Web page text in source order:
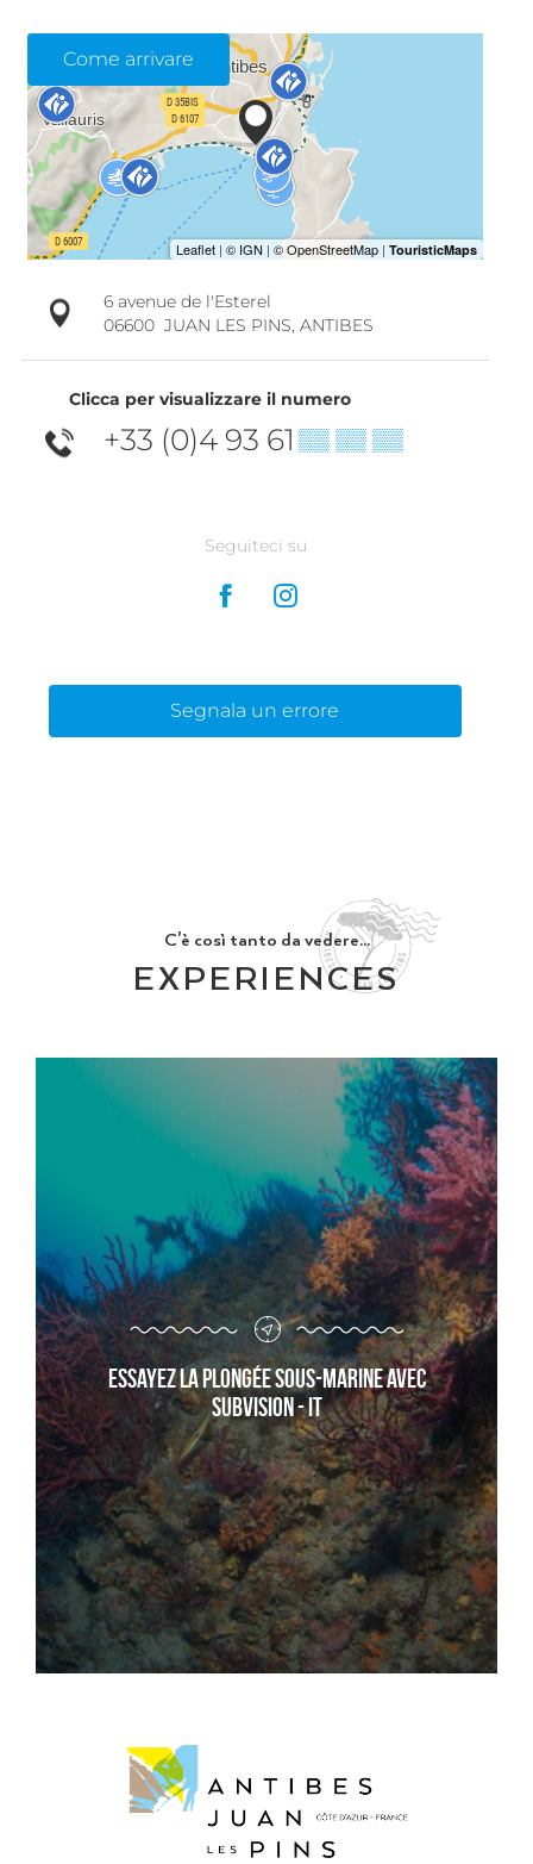
Come arrivare
6 avenue de l'Esterel
06600 JUAN LES PINS, ANTIBES
Clicca per visualizzare il numero
+33 (0)4 93 61 ▒▒ ▒▒ ▒▒
Seguiteci su
Segnala un errore
C'è così tanto da vedere...
EXPERIENCES
Essayez la plongée sous-marine avec
Subvision - it